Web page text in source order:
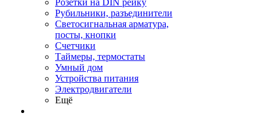
Розетки на DIN рейку
Рубильники, разъединители
Светосигнальная арматура,
посты, кнопки
Счетчики
Таймеры, термостаты
Умный дом
Устройства питания
Электродвигатели
Ещё